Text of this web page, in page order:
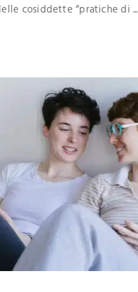
cosiddette “pratiche di ...